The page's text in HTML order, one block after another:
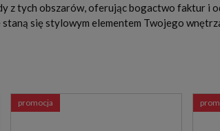
z tych obszarów, oferując bogactwo faktur i
się stylowym elementem Twojego
promocja